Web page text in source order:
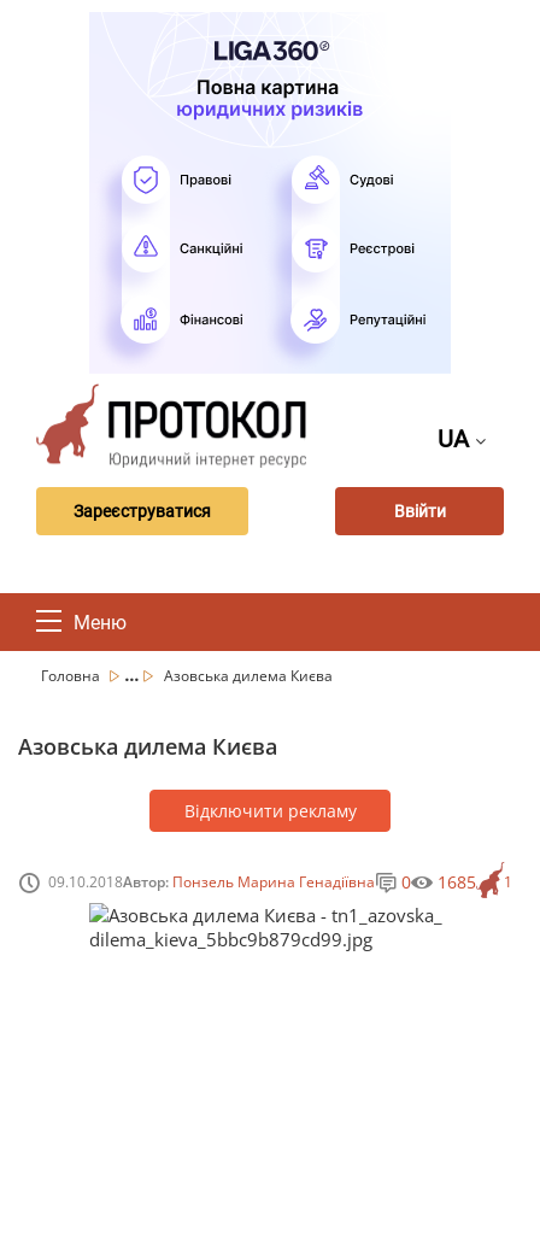
UA
Зареєструватися Ввійти
Меню
Головна ... Азовська дилема Києва
Азовська дилема Києва
Відключити рекламу
09.10.2018Автор: Понзель Марина Генадіївна 1
0 1685